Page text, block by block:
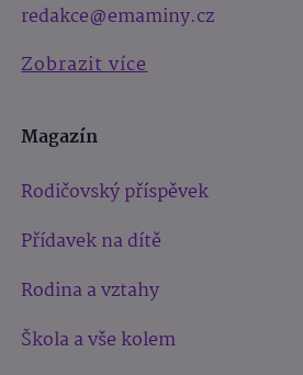
redakce@emaminy.cz
Zobrazit více
Magazín
Rodičovský příspěvek
Přídavek na dítě
Rodina a vztahy
Škola a vše kolem